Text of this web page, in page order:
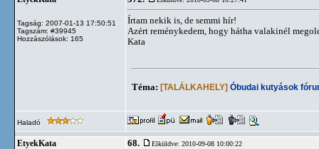
Tagság: 2007-01-13 17:50:51
Tagszám: #39945
Hozzászólások: 165
Írtam nekik is, de semmi hír!
Azért reménykedem, hogy hátha valakinél
Kata
Téma: [TALÁLKAHELY] Óbudai kutyások
Haladó
EtyekKata 68. Elküldve: 2010-09-08 10:00:22